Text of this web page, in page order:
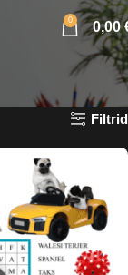
0 0,00
Filtrid